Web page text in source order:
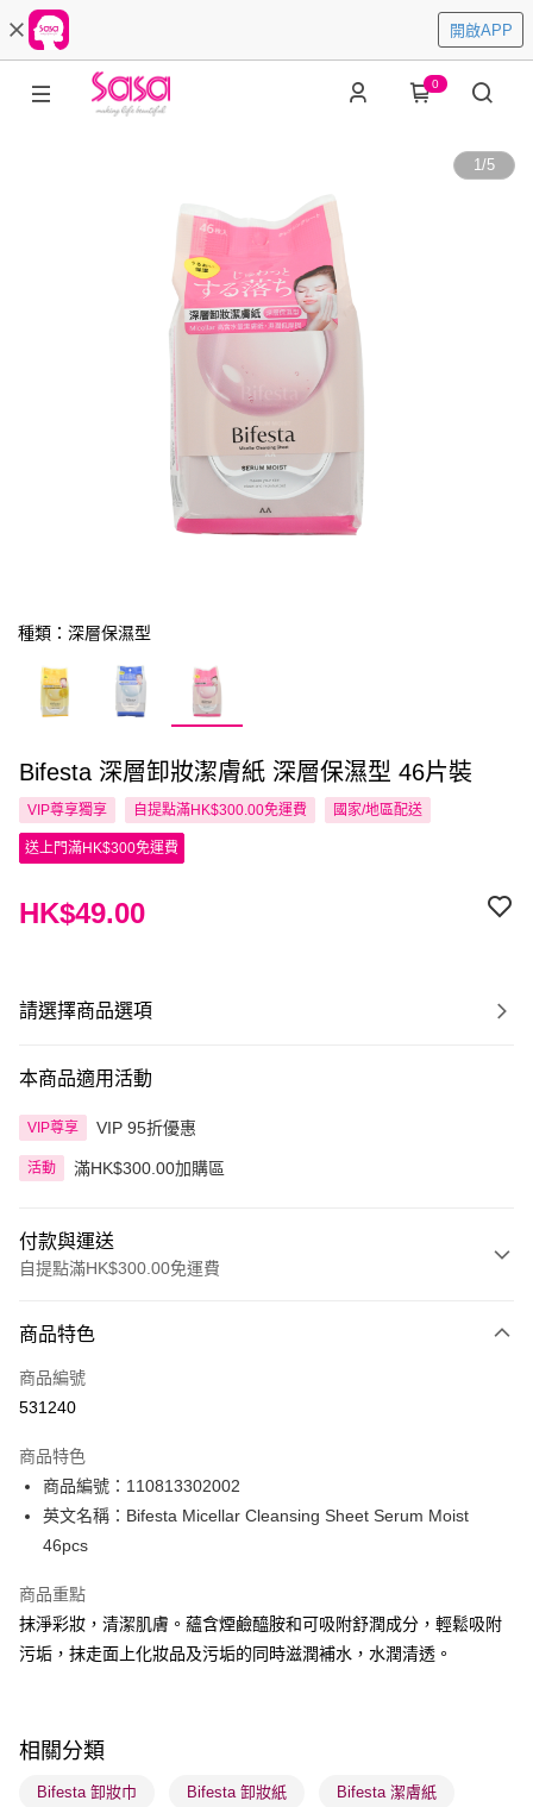
開啟APP
0
1/5
種類：深層保濕型
Bifesta 深層卸妝潔膚紙 深層保濕型 46片裝
VIP尊享獨享 自提點滿HK$300.00免運費 國家/地區配送
送上門滿HK$300免運費
HK$49.00
請選擇商品選項
本商品適用活動
VIP尊享 VIP 95折優惠
活動 滿HK$300.00加購區
付款與運送
自提點滿HK$300.00免運費
信用卡
Apple Pay
PayMe
WeChat Pay
送貨方式
順豐自助櫃 - 確認發貨後1-3個工作天送達
順豐站及營業點 - 確認發貨後1-3個工作天送達
商品特色
商品編號
531240
商品特色
商品編號：110813302002
英文名稱：Bifesta Micellar Cleansing Sheet Serum Moist
46pcs
商品重點
抹淨彩妝，清潔肌膚。蘊含煙鹼醯胺和可吸附舒潤成分，輕鬆吸附
污垢，抹走面上化妝品及污垢的同時滋潤補水，水潤清透。
相關分類
Bifesta 卸妝巾 Bifesta 卸妝紙 Bifesta 潔膚紙